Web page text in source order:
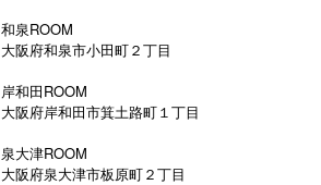
和泉ROOM
大阪府和泉市小田町２丁目
岸和田ROOM
大阪府岸和田市箕土路町１丁目
泉大津ROOM
大阪府泉大津市板原町２丁目